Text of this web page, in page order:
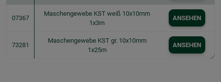
07367
Maschengewebe KST weiß 10x10mm
1x3m
ANSEHEN
73281
Maschengewebe KST gr. 10x10mm
1x25m
ANSEHEN